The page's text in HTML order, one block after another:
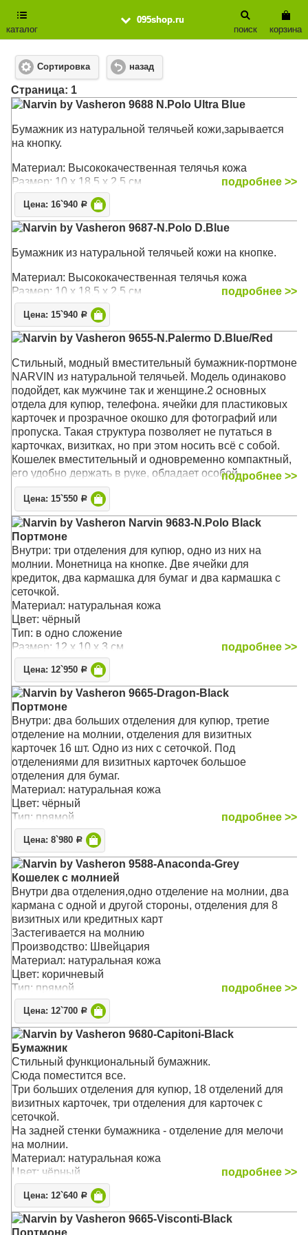
095shop.ru
каталог
корзина
поиск
Сортировка назад
Cтраница: 1
Narvin by Vasheron 9688 N.Polo Ultra Blue
Бумажник из натуральной телячьей кожи,зарывается
на кнопку.
Материал: Высококачественная телячья кожа
Размер: 10 х 18,5 х 2,5 см
подробнее >>
Цена: 16`940 Р
Narvin by Vasheron 9687-N.Polo D.Blue
Бумажник из натуральной телячьей кожи на кнопке.
Материал: Высококачественная телячья кожа
Размер: 10 х 18,5 х 2,5 см
подробнее >>
Цена: 15`940 Р
Narvin by Vasheron 9655-N.Palermo D.Blue/Red
Стильный, модный вместительный бумажник-портмоне
NARVIN из натуральной телячьей. Модель одинаково
подойдет, как мужчине так и женщине.2 основных
отдела для купюр, телефона. ячейки для пластиковых
карточек и прозрачное окошко для фотографий или
пропуска. Такая структура позволяет не путаться в
карточках, визитках, но при этом носить всё с собой.
Кошелек вместительный и одновременно компактный,
его удобно держать в руке, обладает особой
прочностью и надолго сохраняет привлекательный
внешний вид даже при активном использовании.Его
удобно брать с собой в командировки или
путешествия. Кошелёк из натуральной кожи послужит
хорошим подарком коллеге или любимому мужчине.
Кошелек упакован в подарочную коробку, которая
подчеркнет премиальность подарка
Материал: Высококачественная телячья кожа
Размер: 18,5 х 9,5 х 1 см
подробнее >>
Цена: 15`550 Р
Narvin by Vasheron Narvin 9683-N.Polo Black
Портмоне
Внутри: три отделения для купюр, одно из них на
молнии. Монетница на кнопке. Две ячейки для
кредиток, два кармашка для бумаг и два кармашка с
сеточкой.
Материал: натуральная кожа
Цвет: чёрный
Тип: в одно сложение
Размер: 12 x 10 x 3 см
подробнее >>
Цена: 12`950 Р
Narvin by Vasheron 9665-Dragon-Black
Портмоне
Внутри: два больших отделения для купюр, третие
отделение на молнии, отделения для визитных
карточек 16 шт. Одно из них с сеточкой. Под
отделениями для визитных карточек большое
отделения для бумаг.
Материал: натуральная кожа
Цвет: чёрный
Тип: прямой
подробнее >>
Цена: 8`980 Р
Narvin by Vasheron 9588-Anaconda-Grey
Кошелек с молнией
Внутри два отделения,одно отделение на молнии, два
кармана с одной и другой стороны, отделения для 8
визитных или кредитных карт
Застегивается на молнию
Производство: Швейцария
Материал: натуральная кожа
Цвет: коричневый
Тип: прямой
подробнее >>
Цена: 12`700 Р
Narvin by Vasheron 9680-Capitoni-Black
Бумажник
Стильный функциональный бумажник.
Сюда поместится все.
Три больших отделения для купюр, 18 отделений для
визитных карточек, три отделения для карточек с
сеточкой.
На задней стенки бумажника - отделение для мелочи
на молнии.
Материал: натуральная кожа
Цвет: чёрный
Тип: прямой
Размер: 19 х 10 х 4 см
подробнее >>
Цена: 12`640 Р
Narvin by Vasheron 9665-Visconti-Black
Портмоне